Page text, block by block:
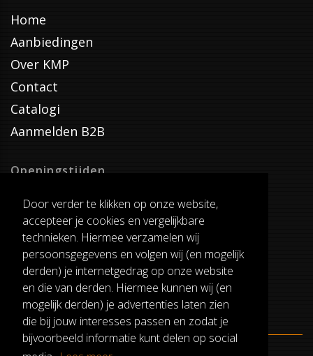
Door verder te klikken op onze website,
accepteer je cookies en vergelijkbare
technieken. Hiermee verzamelen wij
persoonsgegevens en volgen wij (en mogelijk
derden) je internetgedrag op onze website
en die van derden. Hiermee kunnen wij (en
mogelijk derden) je advertenties laten zien
die bij jouw interesses passen en zodat je
bijvoorbeeld informatie kunt delen op social
Home
Aanbiedingen
Over KMP
Contact
Catalogi
Aanmelden B2B
Openingstijden
Dinsdag T/M Zaterdag
van 8:00-17:00
Verzenddagen
Dinsdag T/M Vrijdag
Pauze
12:30-13:00